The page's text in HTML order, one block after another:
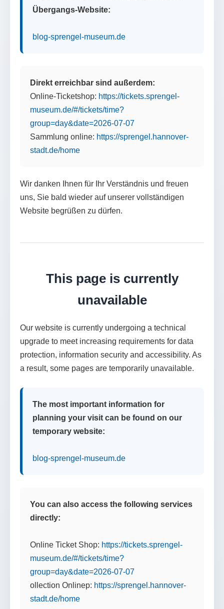
Übergangs-Website:
blog-sprengel-museum.de
Direkt erreichbar sind außerdem:
Online-Ticketshop: https://tickets.sprengel-
museum.de/#/tickets/time?
group=day&date=2026-07-07
Sammlung online: https://sprengel.hannover-
stadt.de/home
Wir danken Ihnen für Ihr Verständnis und freuen
uns, Sie bald wieder auf unserer vollständigen
Website begrüßen zu dürfen.
This page is currently
unavailable
Our website is currently undergoing a technical
upgrade to meet increasing requirements for data
protection, information security and accessibility. As
a result, some pages are temporarily unavailable.
The most important information for
planning your visit can be found on our
temporary website:
blog-sprengel-museum.de
You can also access the following services
directly:
Online Ticket Shop: https://tickets.sprengel-
museum.de/#/tickets/time?
group=day&date=2026-07-07
ollection Onlinep: https://sprengel.hannover-
stadt.de/home